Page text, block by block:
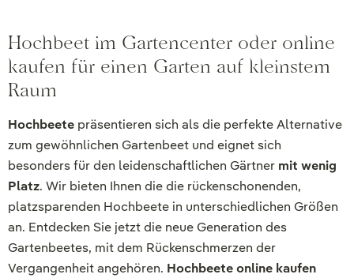
Hochbeet im Gartencenter oder online
kaufen für einen Garten auf kleinstem
Raum
Hochbeete präsentieren sich als die perfekte Alternative
zum gewöhnlichen Gartenbeet und eignet sich
besonders für den leidenschaftlichen Gärtner mit wenig
Platz. Wir bieten Ihnen die die rückenschonenden,
platzsparenden Hochbeete in unterschiedlichen Größen
an. Entdecken Sie jetzt die neue Generation des
Gartenbeetes, mit dem Rückenschmerzen der
Vergangenheit angehören. Hochbeete online kaufen